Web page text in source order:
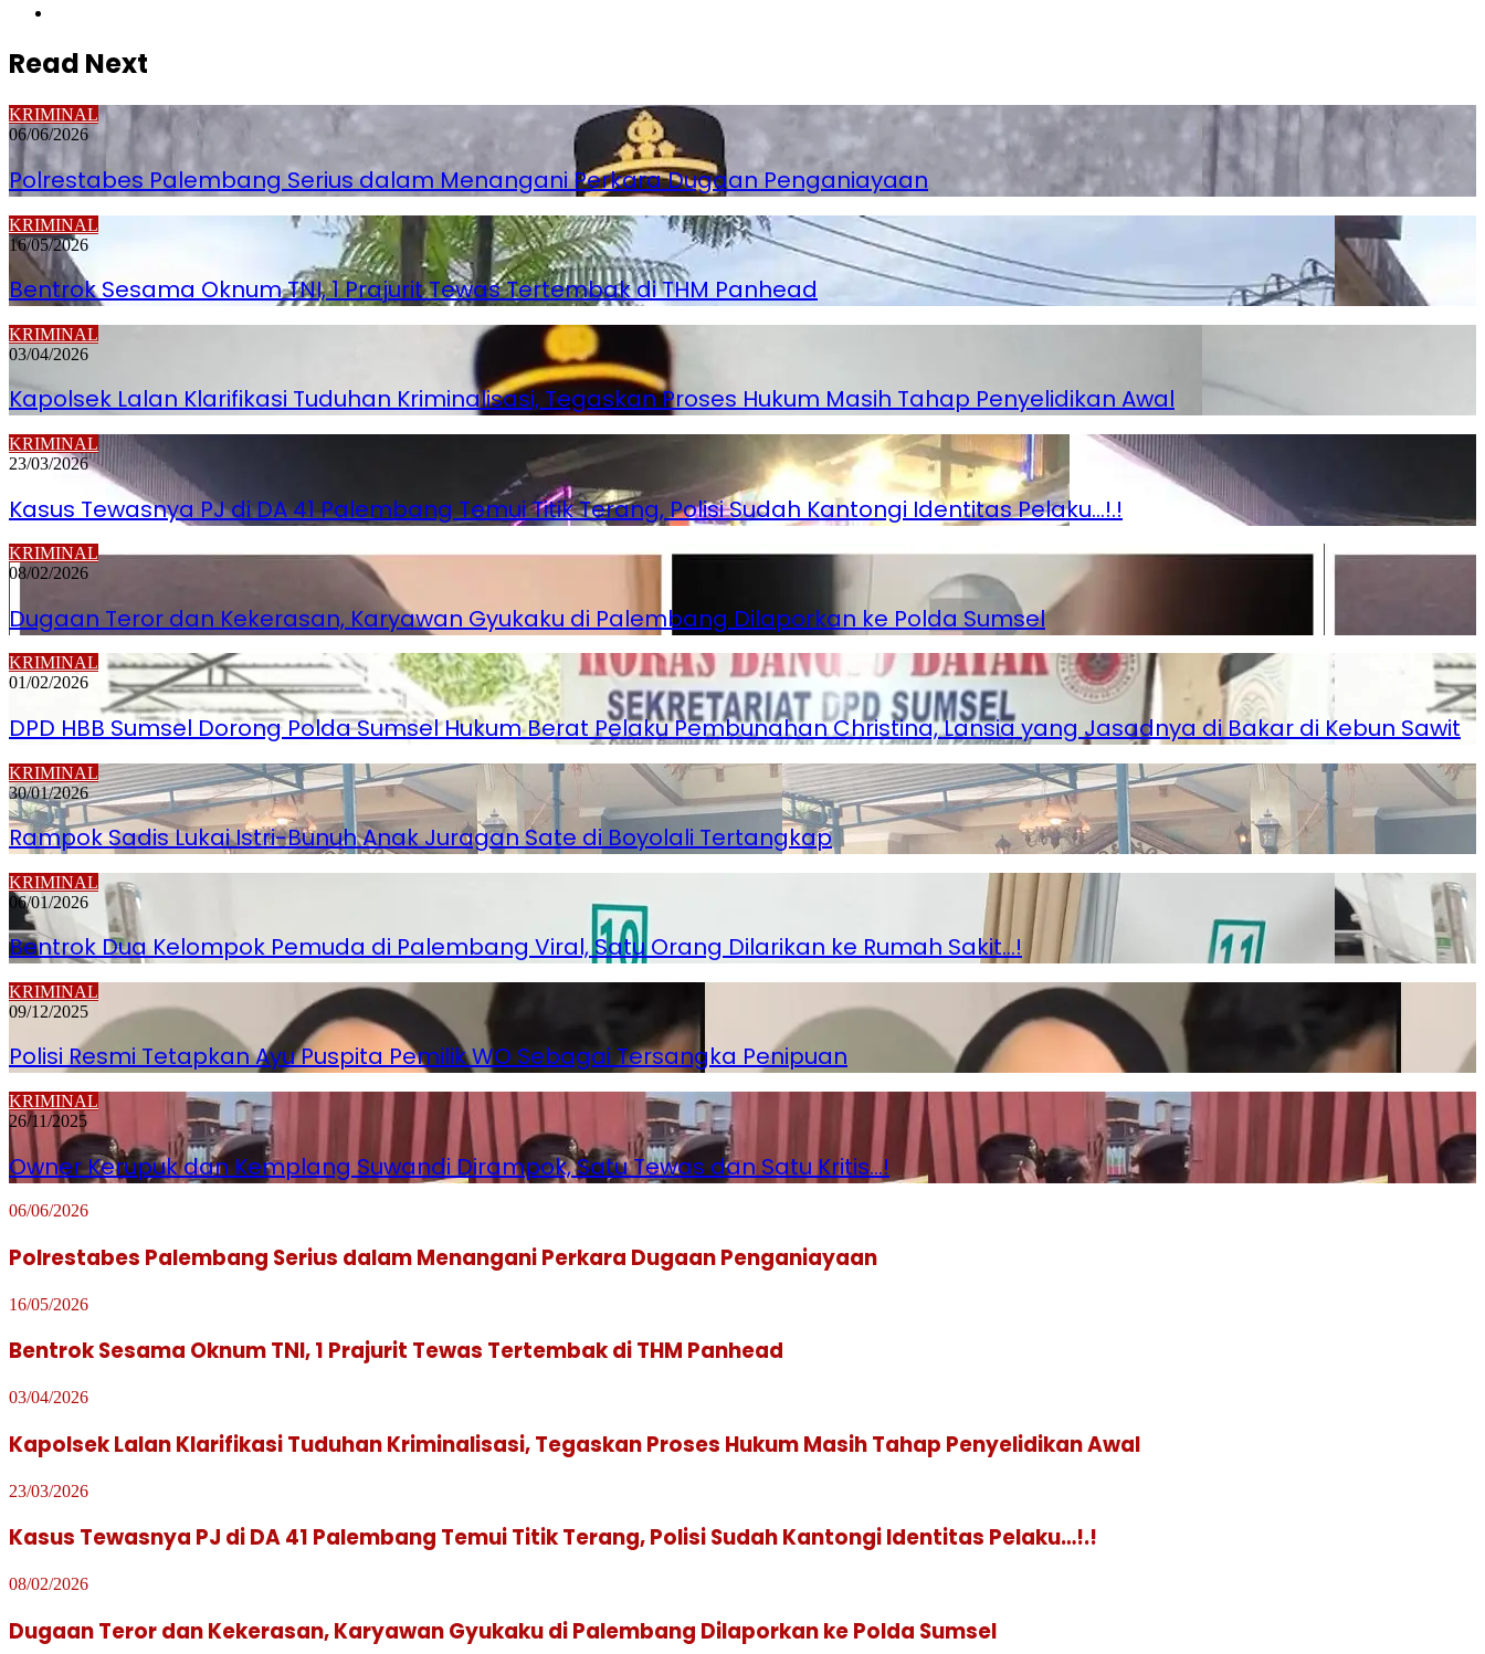
Read Next
KRIMINAL
06/06/2026
Polrestabes Palembang Serius dalam Menangani Perkara Dugaan Penganiayaan
KRIMINAL
16/05/2026
Bentrok Sesama Oknum TNI, 1 Prajurit Tewas Tertembak di THM Panhead
KRIMINAL
03/04/2026
Kapolsek Lalan Klarifikasi Tuduhan Kriminalisasi, Tegaskan Proses Hukum Masih Tahap Penyelidikan Awal
KRIMINAL
23/03/2026
Kasus Tewasnya PJ di DA 41 Palembang Temui Titik Terang, Polisi Sudah Kantongi Identitas Pelaku…!.!
KRIMINAL
08/02/2026
Dugaan Teror dan Kekerasan, Karyawan Gyukaku di Palembang Dilaporkan ke Polda Sumsel
KRIMINAL
01/02/2026
DPD HBB Sumsel Dorong Polda Sumsel Hukum Berat Pelaku Pembunahan Christina, Lansia yang Jasadnya di Bakar di Kebun Sawit
KRIMINAL
30/01/2026
Rampok Sadis Lukai Istri-Bunuh Anak Juragan Sate di Boyolali Tertangkap
KRIMINAL
06/01/2026
Bentrok Dua Kelompok Pemuda di Palembang Viral, Satu Orang Dilarikan ke Rumah Sakit…!
KRIMINAL
09/12/2025
Polisi Resmi Tetapkan Ayu Puspita Pemilik WO Sebagai Tersangka Penipuan
KRIMINAL
26/11/2025
Owner Kerupuk dan Kemplang Suwandi Dirampok, Satu Tewas dan Satu Kritis…!
06/06/2026
Polrestabes Palembang Serius dalam Menangani Perkara Dugaan Penganiayaan
16/05/2026
Bentrok Sesama Oknum TNI, 1 Prajurit Tewas Tertembak di THM Panhead
03/04/2026
Kapolsek Lalan Klarifikasi Tuduhan Kriminalisasi, Tegaskan Proses Hukum Masih Tahap Penyelidikan Awal
23/03/2026
Kasus Tewasnya PJ di DA 41 Palembang Temui Titik Terang, Polisi Sudah Kantongi Identitas Pelaku…!.!
08/02/2026
Dugaan Teror dan Kekerasan, Karyawan Gyukaku di Palembang Dilaporkan ke Polda Sumsel